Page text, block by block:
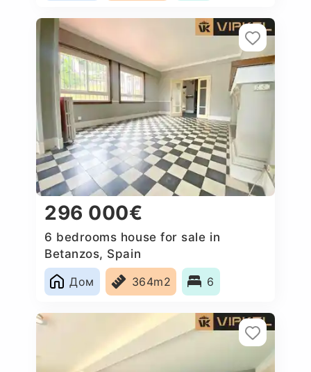
296 000€
6 bedrooms house for sale in
Betanzos, Spain
Дом
364m2 6